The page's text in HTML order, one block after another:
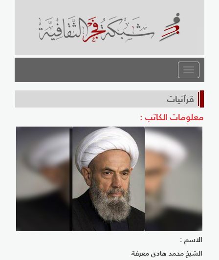
القائمة
قرآنيات
معلومات الكاتب :
الاسم :
الشيخ محمد هادي معرفة